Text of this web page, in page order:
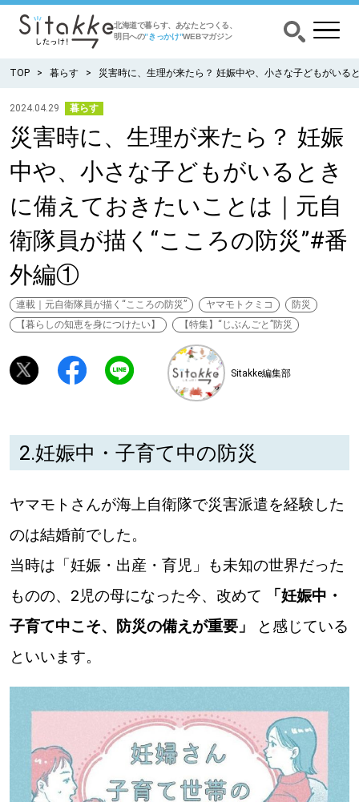
北海道で暮らす、あなたとつくる、
明日への”きっかけ”WEBマガジン
CATEGORY カテゴリー
食べる
出かける
暮らす
みがく
育む
ゆるむ
LOCAL ローカルエリア
all
札幌
道北
道南
道東
道央
TOP 暮らす 災害時に、生理が来たら？ 妊娠中や、小さな子どもがい
2024.04.29 暮らす
災害時に、生理が来たら？ 妊娠
中や、小さな子どもがいるとき
に備えておきたいことは｜元自
衛隊員が描く“こころの防災”#番
外編①
連載｜元自衛隊員が描く“こころの防災” ヤマモトクミコ
防災
【暮らしの知恵を身につけたい】
【特集】“じぶんごと”防災
Sitakke編集部
2.妊娠中・子育て中の防災
ヤマモトさんが海上自衛隊で災害派遣を経験した
のは結婚前でした。
当時は「妊娠・出産・育児」も未知の世界だった
ものの、2児の母になった今、改めて
「妊娠中・
子育て中こそ、防災の備えが重要」
と感じている
といいます。